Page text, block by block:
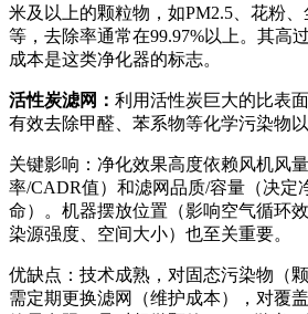
米及以上的颗粒物，如PM2.5、花粉
等，去除率通常在99.97%以上。其高
成本是这类净化器的标志。
活性炭滤网： 利用活性炭巨大的比表
有效去除甲醛、苯系物等化学污染物
关键影响：净化效果高度依赖风机风
率/CADR值）和滤网品质/容量（决定
命）。机器摆放位置（影响空气循环
染源强度、空间大小）也至关重要。
优缺点：技术成熟，对固态污染物（
需定期更换滤网（维护成本），对覆